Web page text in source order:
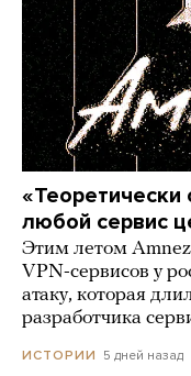
«Теоретически
любой сервис
Этим летом
VPN-сервисов у
атаку, которая
разработчика
ИСТОРИИ 5 дней назад